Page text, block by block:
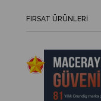
FIRSAT ÜRÜNLERI